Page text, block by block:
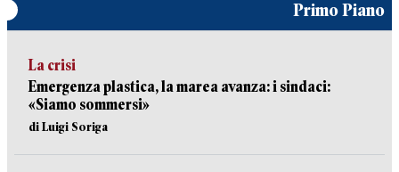
Primo Piano
La crisi
Emergenza plastica, la marea avanza: i sindaci:
«Siamo sommersi»
di Luigi Soriga